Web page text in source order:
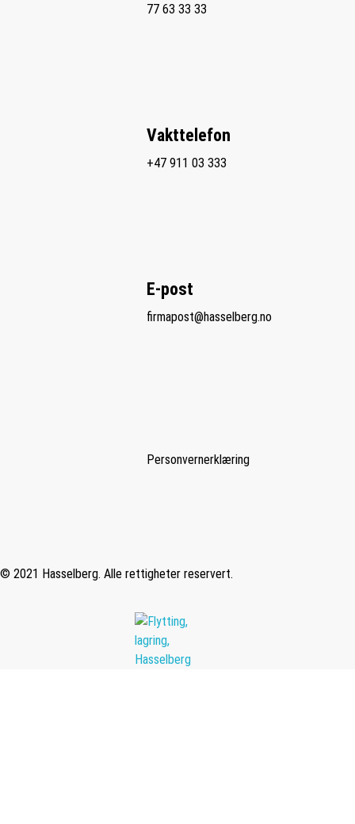
77 63 33 33
Vakttelefon
+47 911 03 333
E-post
firmapost@hasselberg.no
Personvernerklæring
© 2021 Hasselberg. Alle rettigheter reservert.